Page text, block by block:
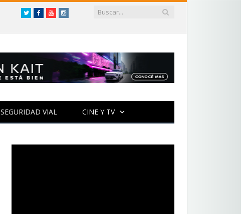
TwitterFacebookYouTubeInstagram
SEGURIDAD VIAL CINE Y TV